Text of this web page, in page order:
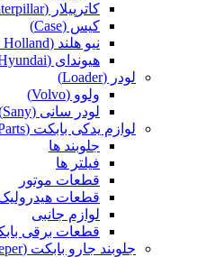
کاترپیلار (Caterpillar)
کیس (Case)
نیو هلند (New Holland)
هیوندای (Hyundai)
لودر (Loader)
ولوو (Volvo)
لودر سانی (Sany)
لوازم یدکی بابکت (Bobcat Spare Parts)
جلوبند ها
فیلتر ها
قطعات موتور
قطعات
لوازم جانبی
قطعات برقی
جلوبند جارو بابکت (Bobcat Sweeper)